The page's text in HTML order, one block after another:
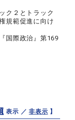
ク２とトラック
規範促進に向け
国際政治』第169
表示 ／非表示 】